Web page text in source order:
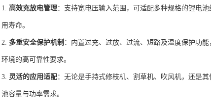
1. 高效充放电管理：支持宽电压输入范围，可适配多种规格的锂电
用寿命。
2. 多重安全保护机制 ：内置过充、过放、过流、短路及温度保护功
环境的高可靠性要求。
3. 灵活的应用适配：无论是手持式修枝机、割草机、吹风机，还是
池容量与功率需求。